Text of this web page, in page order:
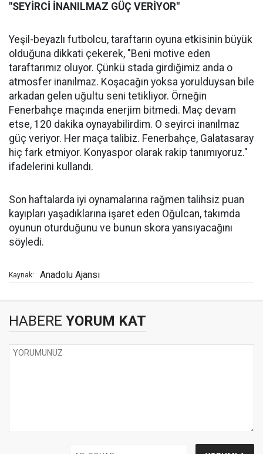
"SEYİRCİ İNANILMAZ GÜÇ VERİYOR"
Yeşil-beyazlı futbolcu, taraftarın oyuna etkisinin büyük
olduğuna dikkati çekerek, "Beni motive eden
taraftarımız oluyor. Çünkü stada girdiğimiz anda o
atmosfer inanılmaz. Koşacağın yoksa yorulduysan bile
arkadan gelen uğultu seni tetikliyor. Örneğin
Fenerbahçe maçında enerjim bitmedi. Maç devam
etse, 120 dakika oynayabilirdim. O seyirci inanılmaz
güç veriyor. Her maça talibiz. Fenerbahçe, Galatasaray
hiç fark etmiyor. Konyaspor olarak rakip tanımıyoruz."
ifadelerini kullandı.
Son haftalarda iyi oynamalarına rağmen talihsiz puan
kayıpları yaşadıklarına işaret eden Oğulcan, takımda
oyunun oturduğunu ve bunun skora yansıyacağını
söyledi.
Kaynak: Anadolu Ajansı
HABERE YORUM KAT